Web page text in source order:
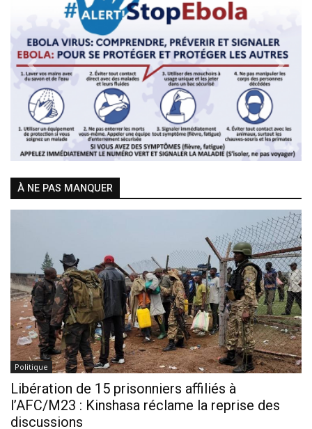
Previous Next
À NE PAS MANQUER
Politique
Libération de 15 prisonniers affiliés à
l’AFC/M23 : Kinshasa réclame la reprise des
discussions